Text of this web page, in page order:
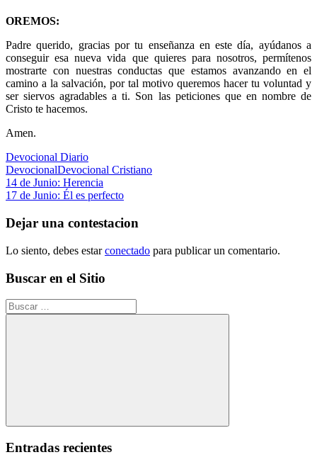
OREMOS:
Padre querido, gracias por tu enseñanza en este día, ayúdanos a
conseguir esa nueva vida que quieres para nosotros, permítenos
mostrarte con nuestras conductas que estamos avanzando en el
camino a la salvación, por tal motivo queremos hacer tu voluntad y
ser siervos agradables a ti. Son las peticiones que en nombre de
Cristo te hacemos.
Amen.
Devocional Diario
DevocionalDevocional Cristiano
Navegación
de
entradas
Entrada
anterior:
14 de Junio: Herencia
Siguiente
17 de Junio: Él es perfecto
Dejar una contestacion
Lo siento, debes estarconectado para publicar un comentario.
Buscar en el Sitio
Buscar:
Buscar
Entradas recientes